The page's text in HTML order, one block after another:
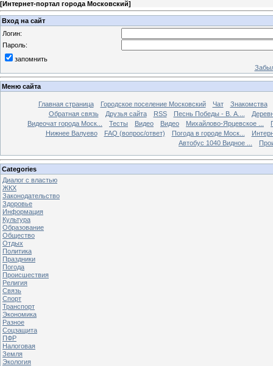
[Интернет-портал города Московский]
Вход на сайт
Логин:
Пароль:
запомнить
Меню сайта
Главная страница Городское поселение Московский Чат
Знакомства
Обратная связь
Друзья сайта RSS Песнь Победы - В. А....
Видеочат города Моск...
Тесты Видео Видео Михайлово-Ярцевское ...
Нижнее Валуево
FAQ (вопрос/ответ) Погода в городе Моск...
Автобус 1040 Видное ...
Categories
Диалог с властью
ЖКХ
Законодательство
Здоровье
Информация
Культура
Образование
Общество
Отдых
Политика
Праздники
Погода
Происшествия
Религия
Связь
Спорт
Транспорт
Экономика
Разное
Соцзащита
ПФР
Налоговая
Земля
Экология